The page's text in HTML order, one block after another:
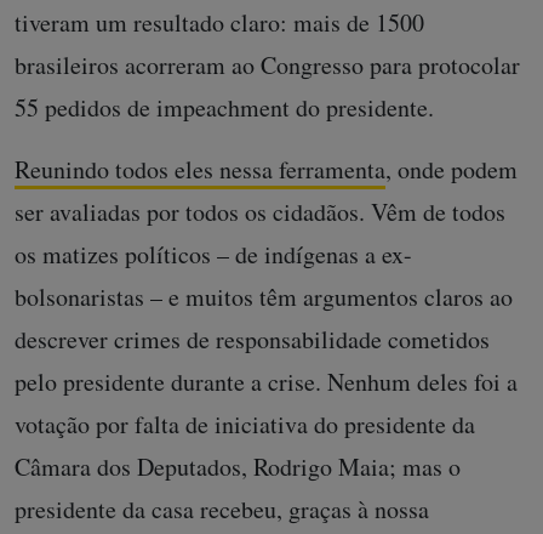
tiveram um resultado claro: mais de 1500
brasileiros acorreram ao Congresso para protocolar
55 pedidos de impeachment do presidente.
Reunindo todos eles nessa ferramenta, onde podem
ser avaliadas por todos os cidadãos. Vêm de todos
os matizes políticos – de indígenas a ex-
bolsonaristas – e muitos têm argumentos claros ao
descrever crimes de responsabilidade cometidos
pelo presidente durante a crise. Nenhum deles foi a
votação por falta de iniciativa do presidente da
Câmara dos Deputados, Rodrigo Maia; mas o
presidente da casa recebeu, graças à nossa